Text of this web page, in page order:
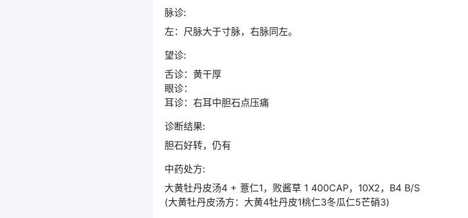
脉诊:
左：尺脉大于寸脉，右脉同左。
望诊:
舌诊：黄干厚
眼诊：
耳诊：右耳中胆石点压痛
诊断结果:
胆石好转，仍有
中药处方:
大黄牡丹皮汤4 + 薏仁1，败酱草 1 400CAP，10X2，B4 B/S
(大黄牡丹皮汤方：大黄4牡丹皮1桃仁3冬瓜仁5芒硝3)